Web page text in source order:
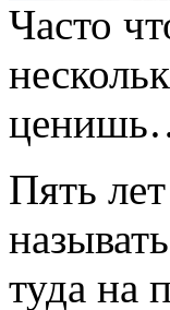
Часто
Пять
туда на